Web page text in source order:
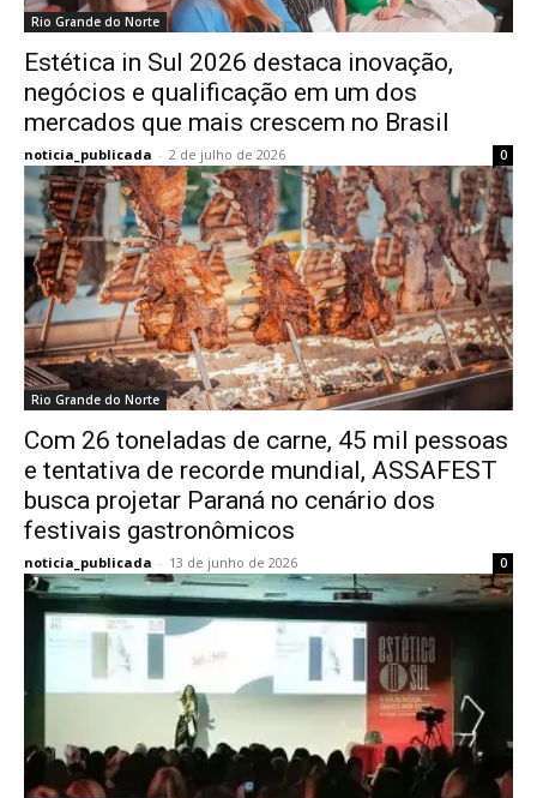
Rio Grande do Norte
Estética in Sul 2026 destaca inovação,
negócios e qualificação em um dos
mercados que mais crescem no Brasil
noticia_publicada - 2 de julho de 2026 0
Rio Grande do Norte
Com 26 toneladas de carne, 45 mil pessoas
e tentativa de recorde mundial, ASSAFEST
busca projetar Paraná no cenário dos
festivais gastronômicos
noticia_publicada - 13 de junho de 2026 0